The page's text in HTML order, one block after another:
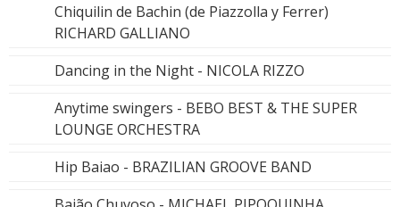
Chiquilin de Bachin (de Piazzolla y Ferrer)
RICHARD GALLIANO
Dancing in the Night - NICOLA RIZZO
Anytime swingers - BEBO BEST & THE SUPER
LOUNGE ORCHESTRA
Hip Baiao - BRAZILIAN GROOVE BAND